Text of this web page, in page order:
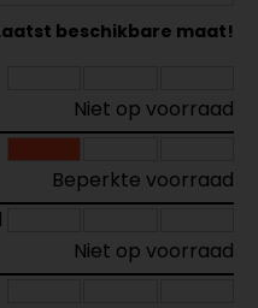
beschikbare maat!
Niet op voorraad
Beperkte voorraad
Niet op voorraad